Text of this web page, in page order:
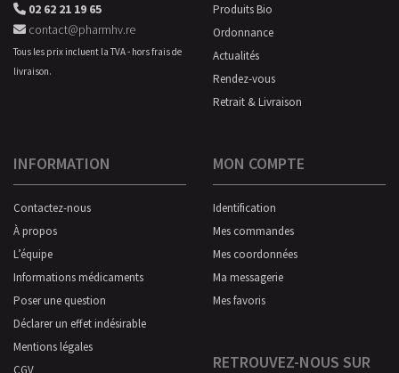
02 62 21 19 65
contact@pharmhv.re
Tous les prix incluent la TVA - hors frais de
livraison.
Produits Bio
Ordonnance
Actualités
Rendez-vous
Retrait & Livraison
INFORMATION
Contactez-nous
À propos
L’équipe
Informations médicaments
Poser une question
Déclarer un effet indésirable
Mentions légales
CGV
MON COMPTE
Identification
Mes commandes
Mes coordonnées
Ma messagerie
Mes favoris
RETROUVEZ-NOUS SUR